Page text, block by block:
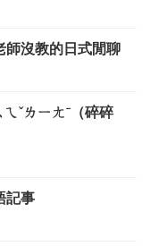
師沒教的日式閒聊
ˇㄌㄧㄤˉ（碎碎
記事